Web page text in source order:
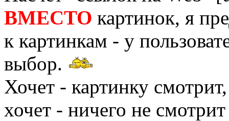
ВМЕСТО картинок, я
к картинкам - у
выбор.
Хочет - картинку
хочет - ничего не